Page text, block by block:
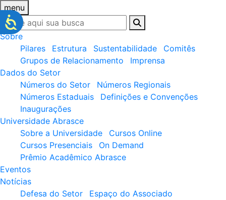
menu
Sobre
Pilares
Estrutura Sustentabilidade
Comitês
Grupos de Relacionamento
Imprensa
Dados do Setor
Números do Setor
Números Regionais
Números Estaduais
Definições e Convenções
Inaugurações
Universidade Abrasce
Sobre a Universidade
Cursos Online
Cursos Presenciais
On Demand
Prêmio Acadêmico Abrasce
Eventos
Notícias
Defesa do Setor
Espaço do Associado